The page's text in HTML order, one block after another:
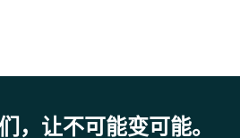
，让不可能变可能。